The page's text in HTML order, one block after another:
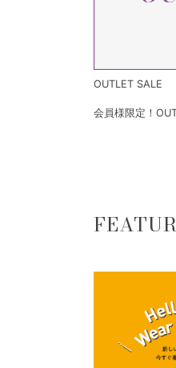
OUTLET SALE
会員様限定！